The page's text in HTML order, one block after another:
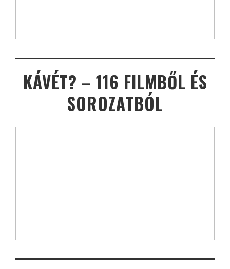
KÁVÉT? – 116 FILMBŐL ÉS
SOROZATBÓL